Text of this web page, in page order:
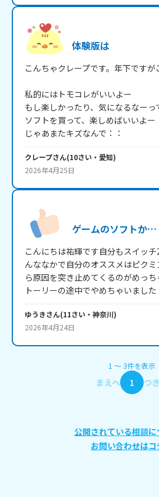
体験版は
こんちゃクレープです。年下ですが
私的にはトモコレがいいよー
もし楽しかったり、気になるなーっ
ソフトを買って、楽しめばいいよー
じゃあまたキズなんで：：
クレープさん(10さい・ 愛知)
2026年4月25日
ゲームのソフトか…
こんにちは祐輝です自分もスイッ
んななかで自分のオススメはピク
ら原因を突き止めてくるのがめっ
トーリーの途中でやめちゃいました
ゆうきさん(11さい・ 神奈川)
2026年4月24日
1 〜3件を表示
まえへ 1 つ
公開されている相談に
お問い合わせはコ